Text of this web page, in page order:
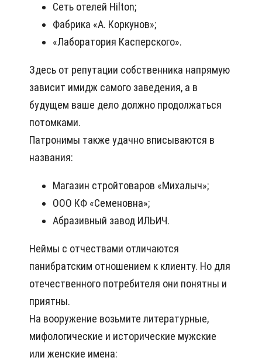
Сеть отелей Hilton;
Фабрика «А. Коркунов»;
«Лаборатория Касперского».
Здесь от репутации собственника напрямую
зависит имидж самого заведения, а в
будущем ваше дело должно продолжаться
потомками.
Патронимы также удачно вписываются в
названия:
Магазин стройтоваров «Михалыч»;
ООО КФ «Семеновна»;
Абразивный завод ИЛЬИЧ.
Неймы с отчествами отличаются
панибратским отношением к клиенту. Но для
отечественного потребителя они понятны и
приятны.
На вооружение возьмите литературные,
мифологические и исторические мужские
или женские имена: